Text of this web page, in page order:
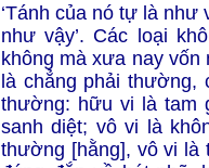
‘Tánh của nó tự là như
như vậy’. Các loại
không mà xưa nay
là chẳng phải thường,
thường: hữu vi là tam
sanh diệt; vô vi là
thường [hằng], vô vi